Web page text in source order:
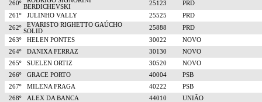
260º
BERDICHEVSKI
25123
PRD
261º
JULINHO VALLY 25525
PRD
262º
EVARISTO RIGHETTO GAÚCHO
SOLID
25888
PRD
263º
HELEN PONTES 30022
NOVO
264º
DANIXA FERRAZ 30130
NOVO
265º
SUELEN ORTIZ 30520
NOVO
266º
GRACE PORTO 40004
PSB
267º
MILENA FRAGA 40222
PSB
268º
ALEX DA BANCA 44010
UNIÃO